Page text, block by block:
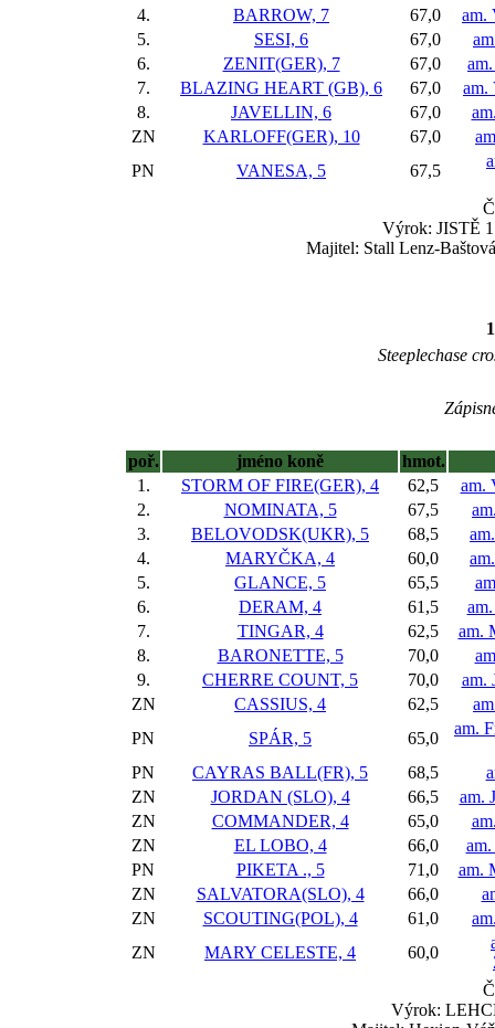
4. BARROW, 7 67,0
am.
5.
SESI, 6 67,0
6.
ZENIT(GER), 7 67,0
7.
BLAZING HEART (GB), 6 67,0
am.
8.
JAVELLIN, 6 67,0
ZN
KARLOFF(GER), 10 67,0
PN
VANESA, 5 67,5
Výrok: JISTĚ
Majitel: Stall Lenz-
Steeplechase
poř. jméno koně
hmot.
1.
STORM OF FIRE(GER), 4 62,5
am.
2.
NOMINATA, 5 67,5
3.
BELOVODSK(UKR), 5 68,5
4.
MARYČKA, 4 60,0
5.
GLANCE, 5 65,5
6.
DERAM, 4 61,5
7.
TINGAR, 4 62,5
am.
8.
BARONETTE, 5 70,0
9.
CHERRE COUNT, 5 70,0
am.
ZN
CASSIUS, 4 62,5
PN
SPÁR, 5 65,0
am.
PN CAYRAS BALL(FR), 5 68,5
ZN
JORDAN (SLO), 4 66,5
am.
ZN
COMMANDER, 4 65,0
ZN
EL LOBO, 4 66,0
PN
PIKETA ., 5 71,0
am.
ZN
SALVATORA(SLO), 4 66,0
ZN
SCOUTING(POL), 4 61,0
ZN
MARY CELESTE, 4 60,0
Výrok: